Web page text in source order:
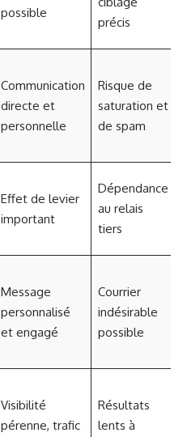
possible
précis
Communication
directe et
personnelle
Risque de
saturation et
de spam
Effet de levier
important
Dépendance
au relais
tiers
Message
personnalisé
et engagé
Courrier
indésirable
possible
Visibilité
pérenne, trafic
Résultats
lents à